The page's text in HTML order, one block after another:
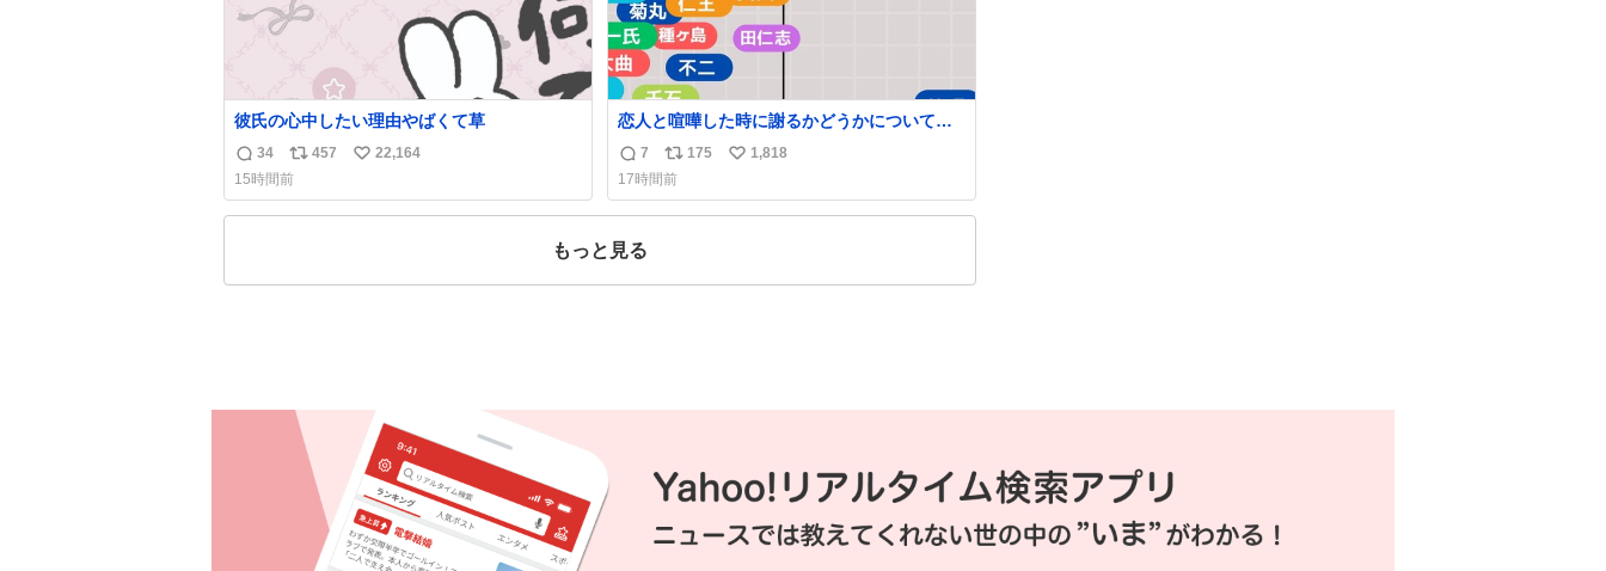
彼氏の心中したい理由やばくて草
返
信
数
34
リ
ポ
ス
457
い
ね
22,164
15時間前
恋人と喧嘩した時に謝るかどうかについて考
えてみました💭 ▶︎自分から謝る or 悪くない
なら謝らない ▶︎ねちねちする or さっぱりし
ている 個人的見解です！色々と許してくださ
い！
返
信
数
7
リ
ポ
ス
175
い
ね
1,818
17時間前
もっと見る